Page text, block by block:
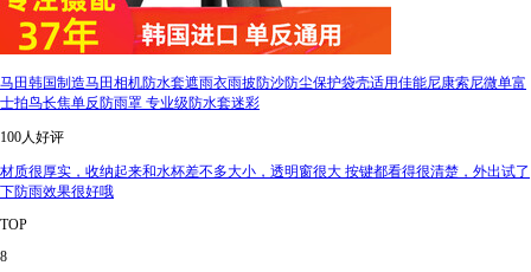
马田韩国制造马田相机防水套遮雨衣雨披防沙防尘保护袋壳适用佳能尼康索尼微单富
士拍鸟长焦单反防雨罩 专业级防水套迷彩
100人好评
材质很厚实，收纳起来和水杯差不多大小，透明窗很大 按键都看得很清楚，外出试了
下防雨效果很好哦
TOP
8